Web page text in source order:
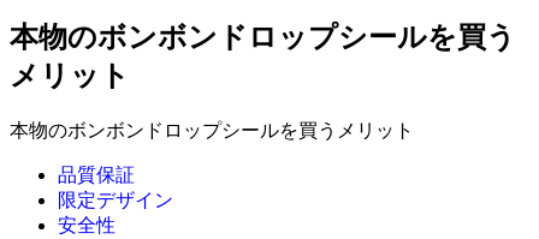
本物のボンボンドロップシールを買う
メリット
本物のボンボンドロップシールを買うメリット
品質保証
限定デザイン
安全性